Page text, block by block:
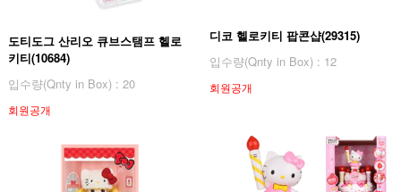
도티도그 산리오 큐브스탬프 헬로
키티(10684)
입수량(Qnty in Box) : 20
회원공개
디코 헬로키티 팝콘샵(29315)
입수량(Qnty in Box) : 12
회원공개